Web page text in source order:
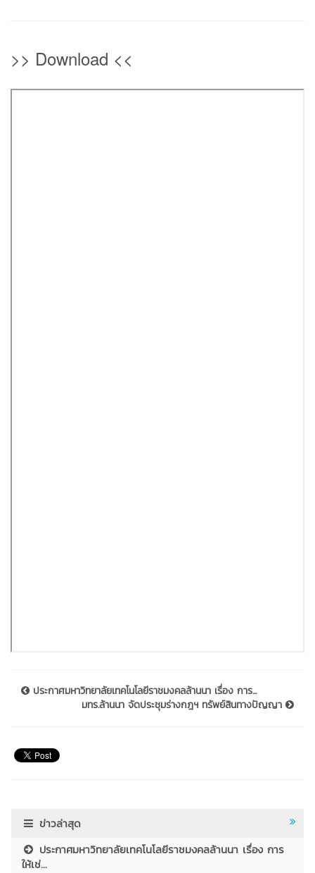
>> Download <<
ประกาศมหาวิทยาลัยเทคโนโลยีราชมงคลล้านนา เรื่อง การ...
มทร.ล้านนา จัดประชุมร่างกฎฯ ทรัพย์สินทางปัญญา
ข่าวล่าสุด
ประกาศมหาวิทยาลัยเทคโนโลยีราชมงคลล้านนา เรื่อง การ
ให้เช่...